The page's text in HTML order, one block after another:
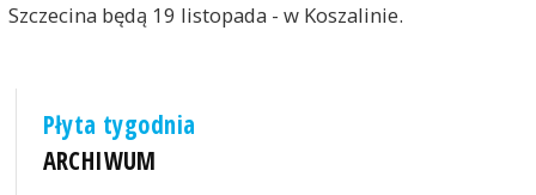
Szczecina będą 19 listopada - w Koszalinie.
Płyta tygodnia
ARCHIWUM